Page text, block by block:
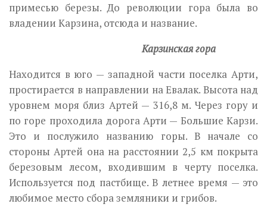
примесью березы. До революции гора была во
владении Карзина, отсюда и название.
Карзинская гора
Находится в юго — западной части поселка Арти,
простирается в направлении на Евалак. Высота над
уровнем моря близ Артей — 316,8 м. Через гору и
по горе проходила дорога Арти — Большие Карзи.
Это и послужило названию горы. В начале со
стороны Артей она на расстоянии 2,5 км покрыта
березовым лесом, входившим в черту поселка.
Используется под пастбище. В летнее время — это
любимое место сбора земляники и грибов.